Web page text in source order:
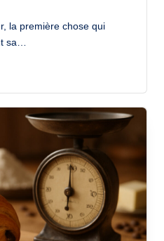
la première chose qui
sa…